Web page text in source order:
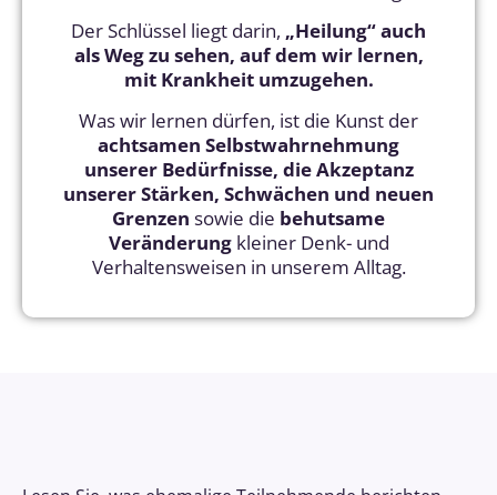
Der Schlüssel liegt darin, „Heilung“ auch
als Weg zu sehen, auf dem wir lernen,
mit Krankheit umzugehen.
Was wir lernen dürfen, ist die Kunst der
achtsamen Selbstwahrnehmung
unserer Bedürfnisse, die Akzeptanz
unserer Stärken, Schwächen und neuen
Grenzen sowie die behutsame
Veränderung kleiner Denk- und
Verhaltensweisen in unserem Alltag.